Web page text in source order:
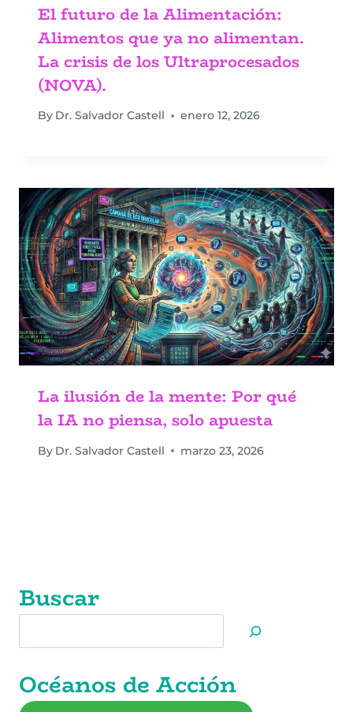
El futuro de la Alimentación:
Alimentos que ya no alimentan.
La crisis de los Ultraprocesados
(NOVA).
By Dr. Salvador Castell enero 12, 2026
La ilusión de la mente: Por qué
la IA no piensa, solo apuesta
By Dr. Salvador Castell marzo 23, 2026
Buscar
Océanos de Acción